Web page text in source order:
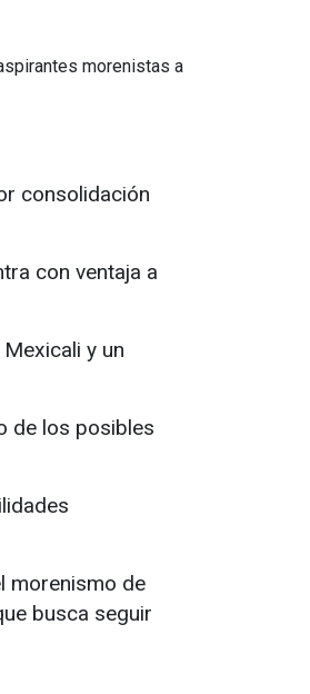
morenistas a
consolidación
con ventaja a
y un
de los posibles
morenismo de
busca seguir